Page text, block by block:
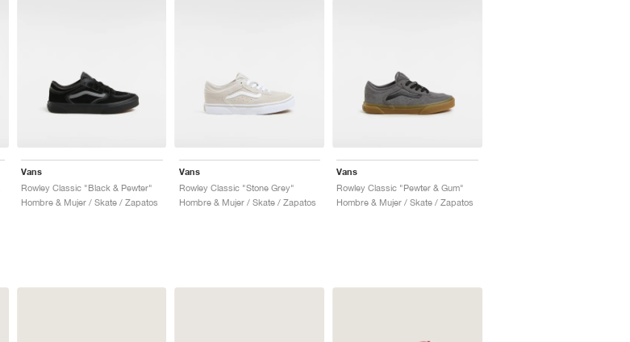
Vans
Rowley Classic "Black & Pewter"
Hombre & Mujer / Skate / Zapatos
Vans
Rowley Classic "Stone Grey"
Hombre & Mujer / Skate / Zapatos
Vans
Rowley Classic "Pewter & Gum"
Hombre & Mujer / Skate / Zapatos